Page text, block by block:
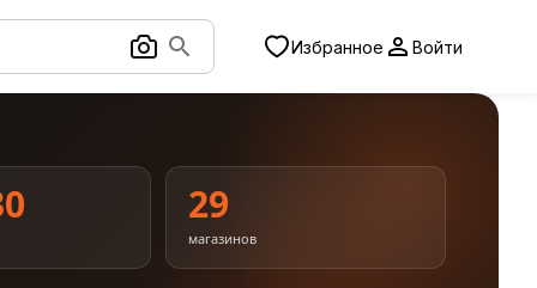
Избранное Войти
29
магазинов